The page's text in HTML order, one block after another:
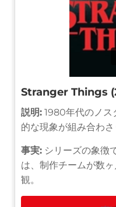
Stranger Things
説明: 1980年代のノス
的な現象が組み合わ
事実: シリーズの象徴
は、制作チームが数
観。